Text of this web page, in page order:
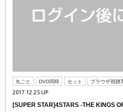
丸ごと DVD同時 セット ブラウザ視聴
2017.12.25 UP
[SUPER STAR]4STARS -THE KINGS